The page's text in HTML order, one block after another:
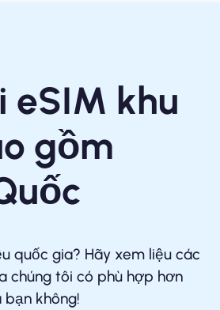
eSIM khu
gồm
quốc gia? Hãy xem liệu các
chúng tôi có phù hợp hơn
bạn không!